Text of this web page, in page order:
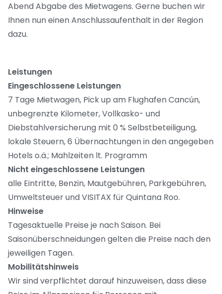
Abend Abgabe des Mietwagens. Gerne buchen wir
Ihnen nun einen Anschlussaufenthalt in der Region
dazu.
Leistungen
Eingeschlossene Leistungen
7 Tage Mietwagen, Pick up am Flughafen Cancún,
unbegrenzte Kilometer, Vollkasko- und
Diebstahlversicherung mit 0 % Selbstbeteiligung,
lokale Steuern, 6 Übernachtungen in den angegeben
Hotels o.ä.; Mahlzeiten lt. Programm
Nicht eingeschlossene Leistungen
alle Eintritte, Benzin, Mautgebühren, Parkgebühren,
Umweltsteuer und VISITAX für Quintana Roo.
Hinweise
Tagesaktuelle Preise je nach Saison. Bei
Saisonüberschneidungen gelten die Preise nach den
jeweiligen Tagen.
Mobilitätshinweis
Wir sind verpflichtet darauf hinzuweisen, dass diese